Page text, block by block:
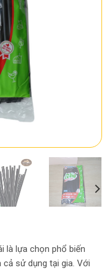
là lựa chọn phổ biến
cả sử dụng tại gia. Với